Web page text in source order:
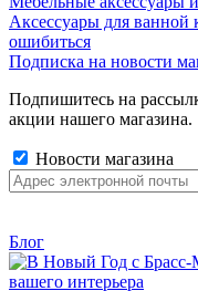
Аксессуары для ванной
ошибиться
Подписка на новости
Подпишитесь на
акции нашего магазина.
Новости магазина
Блог